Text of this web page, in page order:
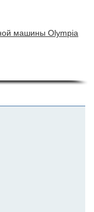
машины Olympia